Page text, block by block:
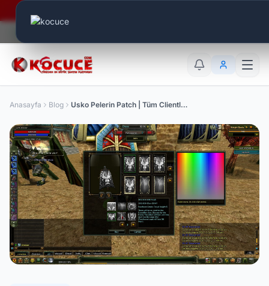
Anasayfa Blog Usko Pelerin Patch | Tüm Clientlere Uygun